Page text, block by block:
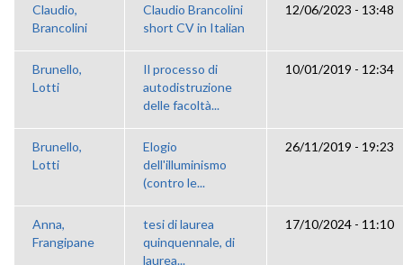
Claudio,
Brancolini
Claudio Brancolini
short CV in Italian
12/06/2023 - 13:48
Brunello,
Lotti
Il processo di
autodistruzione
delle facoltà...
10/01/2019 - 12:34
Brunello,
Lotti
Elogio
dell'illuminismo
(contro le...
26/11/2019 - 19:23
Anna,
Frangipane
tesi di laurea
quinquennale, di
laurea...
17/10/2024 - 11:10